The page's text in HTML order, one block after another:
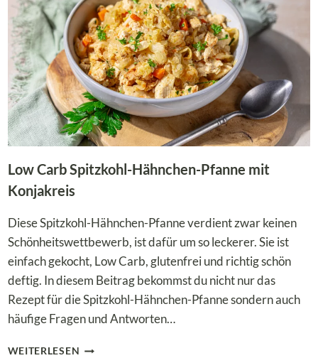
EFTIG &
F
ESTLICH
Low Carb Spitzkohl-Hähnchen-Pfanne mit
Konjakreis
Diese Spitzkohl-Hähnchen-Pfanne verdient zwar keinen
Schönheitswettbewerb, ist dafür um so leckerer. Sie ist
einfach gekocht, Low Carb, glutenfrei und richtig schön
deftig. In diesem Beitrag bekommst du nicht nur das
Rezept für die Spitzkohl-Hähnchen-Pfanne sondern auch
häufige Fragen und Antworten…
WEITERLESEN LOW